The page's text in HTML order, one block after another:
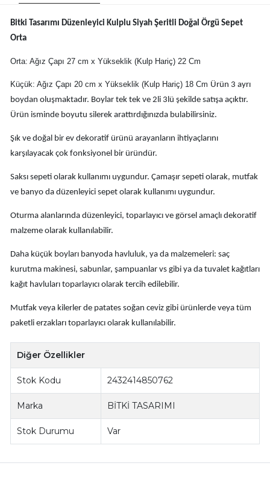
Bitki Tasarımı Düzenleyici Kulplu Siyah Şeritli Doğal Örgü Sepet
Orta
Orta: Ağız Çapı 27 cm x Yükseklik (Kulp Hariç) 22 Cm
Küçük: Ağız Çapı 20 cm x Yükseklik (Kulp Hariç) 18 Cm Ürün 3 ayrı
boydan oluşmaktadır. Boylar tek tek ve 2li 3lü şekilde satışa açıktır.
Ürün isminde boyutu silerek arattırdığınızda bulabilirsiniz.
Şık ve doğal bir ev dekoratif ürünü arayanların ihtiyaçlarını
karşılayacak çok fonksiyonel bir üründür.
Saksı sepeti olarak kullanımı uygundur. Çamaşır sepeti olarak, mutfak
ve banyo da düzenleyici sepet olarak kullanımı uygundur.
Oturma alanlarında düzenleyici, toparlayıcı ve görsel amaçlı dekoratif
malzeme olarak kullanılabilir.
Daha küçük boyları banyoda havluluk, ya da malzemeleri: saç
kurutma makinesi, sabunlar, şampuanlar vs gibi ya da tuvalet kağıtları
kağıt havluları toparlayıcı olarak tercih edilebilir.
Mutfak veya kilerler de patates soğan ceviz gibi ürünlerde veya tüm
paketli erzakları toparlayıcı olarak kullanılabilir.
Diğer Özellikler
Stok Kodu 2432414850762
Marka BİTKİ TASARIMI
Stok Durumu Var